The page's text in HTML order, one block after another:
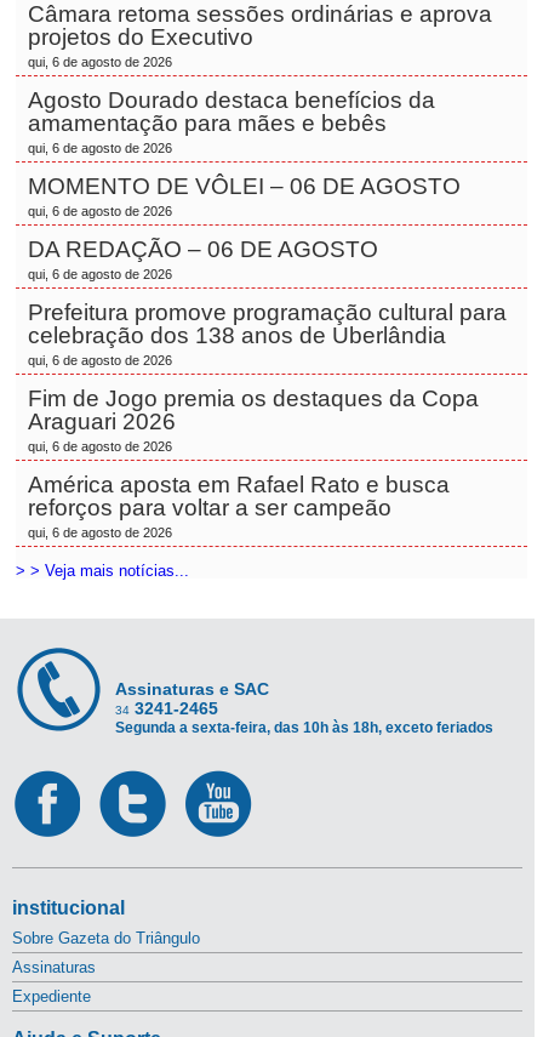
Câmara retoma sessões ordinárias e aprova
projetos do Executivo
qui, 6 de agosto de 2026
Agosto Dourado destaca benefícios da
amamentação para mães e bebês
qui, 6 de agosto de 2026
MOMENTO DE VÔLEI – 06 DE AGOSTO
qui, 6 de agosto de 2026
DA REDAÇÃO – 06 DE AGOSTO
qui, 6 de agosto de 2026
Prefeitura promove programação cultural para
celebração dos 138 anos de Uberlândia
qui, 6 de agosto de 2026
Fim de Jogo premia os destaques da Copa
Araguari 2026
qui, 6 de agosto de 2026
América aposta em Rafael Rato e busca
reforços para voltar a ser campeão
qui, 6 de agosto de 2026
> > Veja mais notícias...
Assinaturas e SAC
34 3241-2465
Segunda a sexta-feira, das 10h às 18h, exceto feriados
institucional
Sobre Gazeta do Triângulo
Assinaturas
Expediente